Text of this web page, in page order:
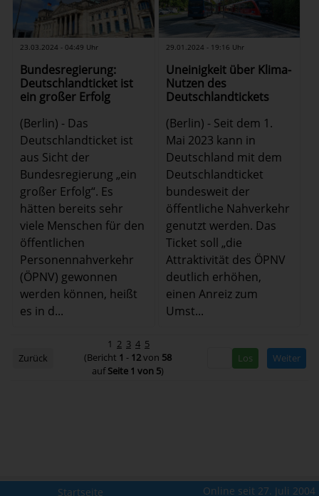
23.03.2024 - 04:49 Uhr
Bundesregierung:
Deutschlandticket ist
ein großer Erfolg
(Berlin) - Das
Deutschlandticket ist
aus Sicht der
Bundesregierung „ein
großer Erfolg“. Es
hätten bereits sehr
viele Menschen für den
öffentlichen
Personennahverkehr
(ÖPNV) gewonnen
werden können, heißt
es in d...
29.01.2024 - 19:16 Uhr
Uneinigkeit über Klima-
Nutzen des
Deutschlandtickets
(Berlin) - Seit dem 1.
Mai 2023 kann in
Deutschland mit dem
Deutschlandticket
bundesweit der
öffentliche Nahverkehr
genutzt werden. Das
Ticket soll „die
Attraktivität des ÖPNV
deutlich erhöhen,
einen Anreiz zum
Umst...
Zurück
1 2 3 4 5
(Bericht 1 - 12von 58
aufSeite 1 von 5)
Weiter
Online seit 27. Juli 2004
Startseite